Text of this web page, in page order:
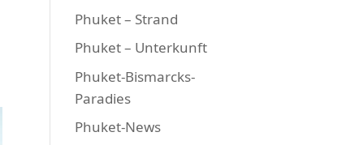
Phuket – Strand
Phuket – Unterkunft
Phuket-Bismarcks-
Paradies
Phuket-News